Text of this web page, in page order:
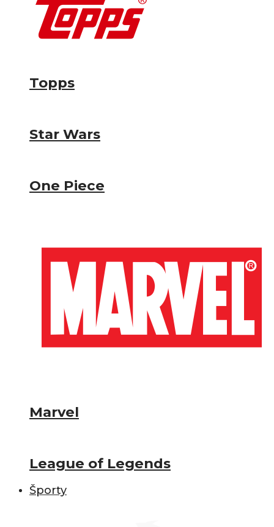
Topps
Star Wars
One Piece
Marvel
League of Legends
Športy